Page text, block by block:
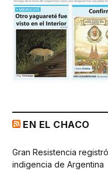
EN EL CHACO
Gran Resistencia
indigencia de Argentina